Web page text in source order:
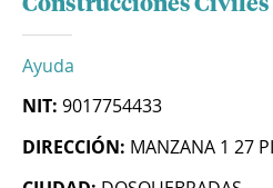
Construcciones Civiles
Ayuda
NIT: 9017754433
DIRECCIÓN: MANZANA 1 27